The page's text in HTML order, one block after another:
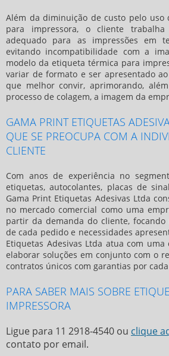
Além da diminuição de custo pelo uso
para impressora, o cliente
adequado para as impressões em
evitando incompatibilidade com a
modelo daetiqueta térmica para
variar de formato e ser apresentado
que melhor convir, aprimorando,
processo de colagem, a imagem da
GAMA PRINT ETIQUETAS
QUE SE PREOCUPA COM A
CLIENTE
Com anos de experiência no
etiquetas, autocolantes, placas de
Gama Print Etiquetas Adesivas Ltda
no mercado comercial como uma
partir da demanda do cliente, focando
de cada pedido e necessidades
Etiquetas Adesivas Ltda atua com
elaborar soluções em conjunto com o
contratos únicos com garantias por
PARA SABER MAIS SOBRE
IMPRESSORA
Ligue para 11 2918-4540 ou clique
contato por email.